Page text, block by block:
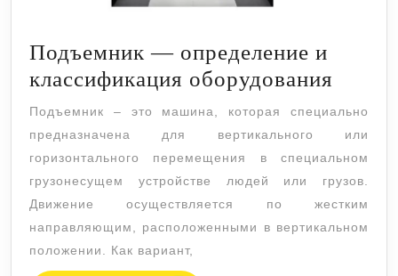
Подъемник — определение и
классификация оборудования
—
и
Подъемник – это машина, которая специально
предназначена для вертикального или
горизонтального перемещения в специальном
грузонесущем устройстве людей или грузов.
Движение осуществляется по жестким
направляющим, расположенными в вертикальном
положении. Как вариант,